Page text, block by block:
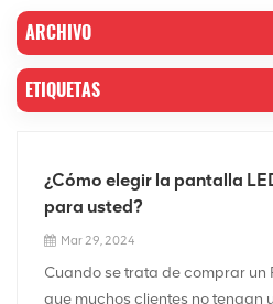
ARCHIVO
ETIQUETAS
¿Cómo elegir la pantalla
para usted?
Mar 29, 2024
Cuando se trata de comprar un
que muchos clientes no tengan